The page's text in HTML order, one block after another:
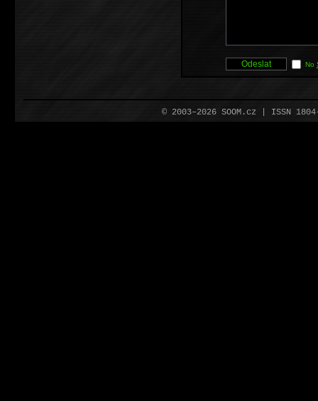
No
© 2003–2026 SOOM.cz | ISSN